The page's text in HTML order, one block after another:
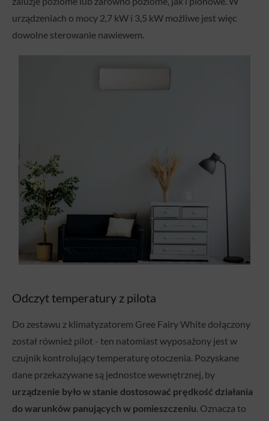
urządzeniach o mocy 2,7 kW i 3,5 kW możliwe jest więc
dowolne sterowanie nawiewem.
Odczyt temperatury z pilota
Do zestawu z klimatyzatorem Gree Fairy White dołączony
został również pilot - ten natomiast wyposażony jest w
czujnik kontrolujący temperaturę otoczenia. Pozyskane
dane przekazywane są jednostce wewnętrznej, by
urządzenie było w stanie dostosować prędkość działania
do warunków panujących w pomieszczeniu. Oznacza to